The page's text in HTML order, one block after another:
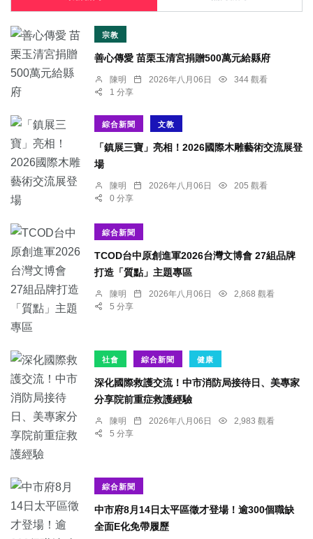
宗教
善心傳愛 苗栗玉清宮捐贈500萬元給縣府
陳明 2026年八月06日
344 觀看
1 分享
綜合新聞 文教
「鎮展三寶」亮相！2026國際木雕藝術交流展登
場
陳明 2026年八月06日
205 觀看
0 分享
綜合新聞
TCOD台中原創進軍2026台灣文博會 27組品牌
打造「質點」主題專區
陳明 2026年八月06日
2,868 觀看
5 分享
社會 綜合新聞 健康
深化國際救護交流！中市消防局接待日、美專家
分享院前重症救護經驗
陳明 2026年八月06日
2,983 觀看
5 分享
綜合新聞
中市府8月14日太平區徵才登場！逾300個職缺
全面E化免帶履歷